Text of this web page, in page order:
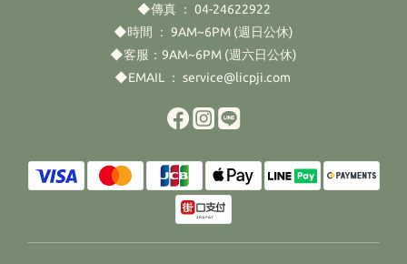
◆傳真 ： 04-24622922
◆時間 ： 9AM~6PM (週日公休)
◆客服：9AM~6PM (週六日公休)
◆EMAIL ： service@licpji.com